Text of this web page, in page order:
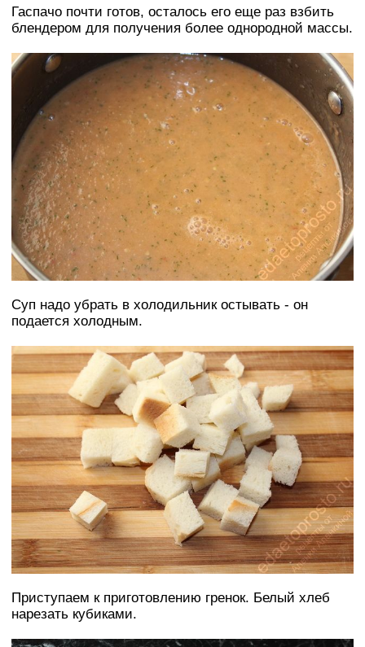
Гаспачо почти готов, осталось его еще раз взбить
блендером для получения более однородной массы.
Суп надо убрать в холодильник остывать - он
подается холодным.
Приступаем к приготовлению гренок. Белый хлеб
нарезать кубиками.